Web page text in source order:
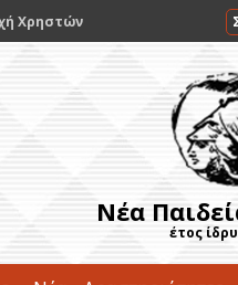
Χρηστών
Νέα
έτος